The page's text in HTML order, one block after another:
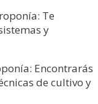
Te
y
Encontrarás
de cultivo y